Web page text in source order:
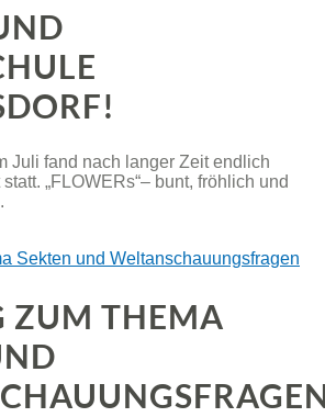
Juli fand nach langer Zeit endlich
„FLOWERs“– bunt, fröhlich und
ZUM THEMA